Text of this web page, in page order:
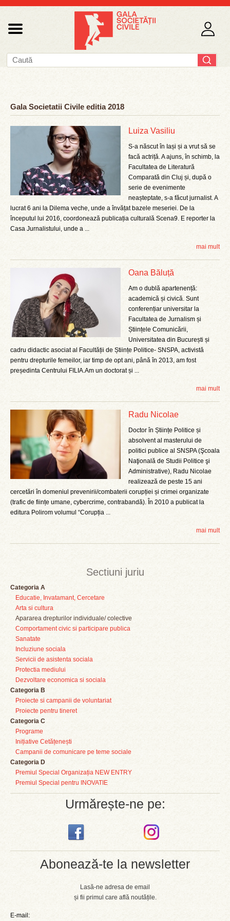
Sectiuni juriu
Categoria A
Educatie, Invatamant, Cercetare
Arta si cultura
Apararea drepturilor individuale/ colective
Comportament civic si participare publica
Sanatate
Incluziune sociala
Servicii de asistenta sociala
Protectia mediului
Dezvoltare economica si sociala
Categoria B
Proiecte si campanii de voluntariat
Proiecte pentru tineret
Categoria C
Programe
Inițiative Cetățenești
Campanii de comunicare pe teme sociale
Categoria D
Premiul Special Organizația NEW ENTRY
Premiul Special pentru INOVATIE
Urmărește-ne pe:
Abonează-te la newsletter
Lasă-ne adresa de email
și fii primul care află noutățile.
E-mail:
Gala Societatii Civile editia 2018
Luiza Vasiliu
S-a născut în Iași și a vrut să se
facă actriță. A ajuns, în schimb, la
Facultatea de Literatură
Comparată din Cluj și, după o
serie de evenimente
neașteptate, s-a făcut jurnalist. A
lucrat 6 ani la Dilema veche, unde a învățat bazele meseriei. De la
începutul lui 2016, coordonează publicația culturală Scena9. E reporter la
Casa Jurnalistului, unde a ...
mai mult
Oana Băluță
Am o dublă apartenență:
academică și civică. Sunt
conferențiar universitar la
Facultatea de Jurnalism și
Științele Comunicării,
Universitatea din București și
cadru didactic asociat al Facultății de Științe Politice- SNSPA, activistă
pentru drepturile femeilor, iar timp de opt ani, până în 2013, am fost
președinta Centrului FILIA.Am un doctorat și ...
mai mult
Radu Nicolae
Doctor în Științe Politice și
absolvent al masterului de
politici publice al SNSPA (Şcoala
Naţională de Studii Politice şi
Administrative), Radu Nicolae
realizează de peste 15 ani
cercetări în domeniul prevenirii/combaterii corupției și crimei organizate
(trafic de ființe umane, cybercrime, contrabandă). În 2010 a publicat la
editura Polirom volumul “Corupția ...
mai mult